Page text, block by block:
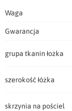
Waga
Gwarancja
grupa tkanin łożka
szerokość łóżka
skrzynia na pościel